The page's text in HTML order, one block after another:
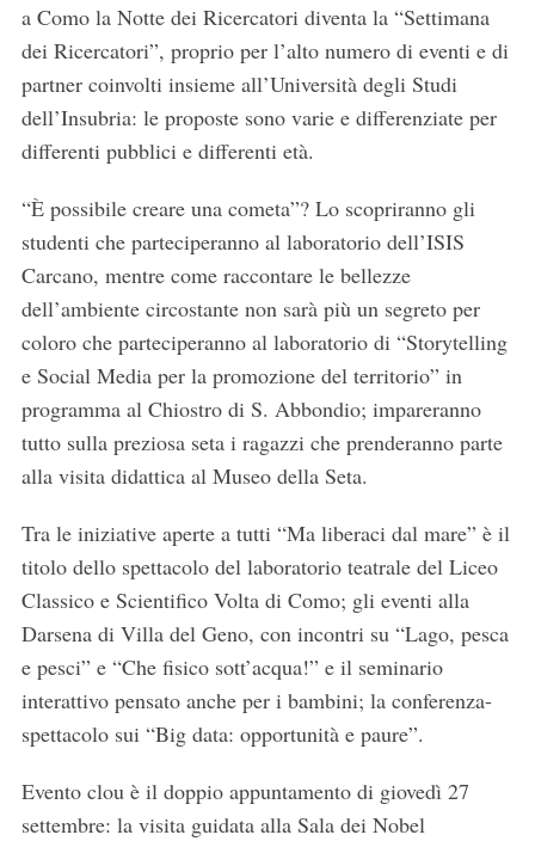
a Como la Notte dei Ricercatori diventa la “Settimana
dei Ricercatori”, proprio per l’alto numero di eventi e di
partner coinvolti insieme all’Università degli Studi
dell’Insubria: le proposte sono varie e differenziate per
differenti pubblici e differenti età.
“È possibile creare una cometa”? Lo scopriranno gli
studenti che parteciperanno al laboratorio dell’ISIS
Carcano, mentre come raccontare le bellezze
dell’ambiente circostante non sarà più un segreto per
coloro che parteciperanno al laboratorio di “Storytelling
e Social Media per la promozione del territorio” in
programma al Chiostro di S. Abbondio; impareranno
tutto sulla preziosa seta i ragazzi che prenderanno parte
alla visita didattica al Museo della Seta.
Tra le iniziative aperte a tutti “Ma liberaci dal mare” è il
titolo dello spettacolo del laboratorio teatrale del Liceo
Classico e Scientifico Volta di Como; gli eventi alla
Darsena di Villa del Geno, con incontri su “Lago, pesca
e pesci” e “Che fisico sott’acqua!” e il seminario
interattivo pensato anche per i bambini; la conferenza-
spettacolo sui “Big data: opportunità e paure”.
Evento clou è il doppio appuntamento di giovedì 27
settembre: la visita guidata alla Sala dei Nobel